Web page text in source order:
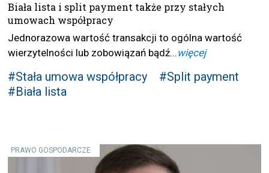
Biała lista i split payment także przy stałych
umowach współpracy
Jednorazowa wartość transakcji to ogólna wartość
wierzytelności lub zobowiązań bądź...więcej
#Stała umowa współpracy
#Split payment
#Biała lista
PRAWO GOSPODARCZE